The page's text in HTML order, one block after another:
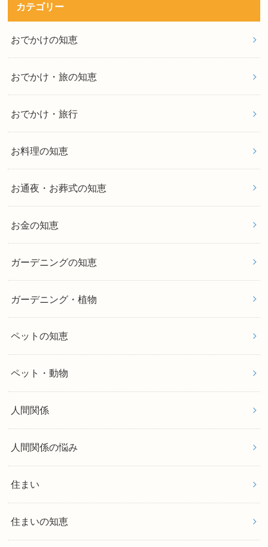
カテゴリー
おでかけの知恵
おでかけ・旅の知恵
おでかけ・旅行
お料理の知恵
お通夜・お葬式の知恵
お金の知恵
ガーデニングの知恵
ガーデニング・植物
ペットの知恵
ペット・動物
人間関係
人間関係の悩み
住まい
住まいの知恵